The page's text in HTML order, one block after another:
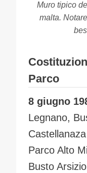
Muro tipico
malta.
Parco
8 giugno
Legnano,
Parco Alto
Busto